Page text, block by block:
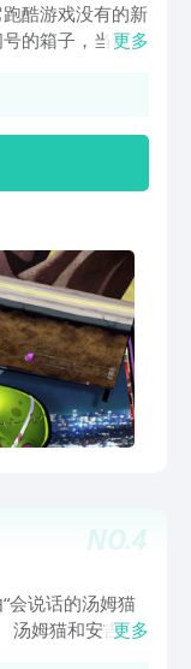
酷游戏没有的新
的箱子，当玩家
相当多。正式开
，要视情况来选
一些停在路上的
数目达到车辆上
并感染其中的幸
更多
NO.4
会说话的汤姆猫
汤姆猫和安吉拉
更多